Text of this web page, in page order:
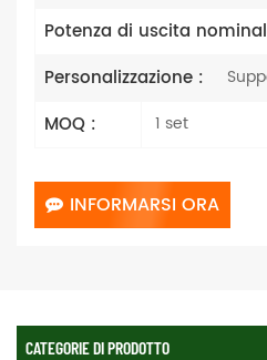
Potenza di uscita
Personalizzazione :
MOQ : 1 set
INFORMARSI ORA
CATEGORIE DI PRODOTTO